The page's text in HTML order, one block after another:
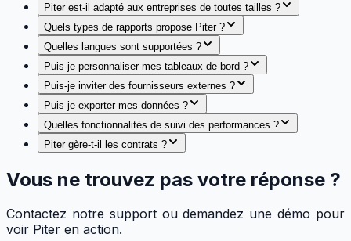
Piter est-il adapté aux entreprises de toutes tailles ?
Quels types de rapports propose Piter ?
Quelles langues sont supportées ?
Puis-je personnaliser mes tableaux de bord ?
Puis-je inviter des fournisseurs externes ?
Puis-je exporter mes données ?
Quelles fonctionnalités de suivi des performances ?
Piter gère-t-il les contrats ?
Vous ne trouvez pas votre réponse ?
Contactez notre support ou demandez une démo pour
voir Piter en action.